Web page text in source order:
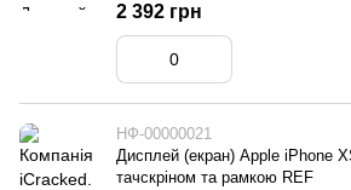
2 392 грн
НФ-00000021
Дисплей (екран) Apple iPhone
тачскріном та рамкою REF